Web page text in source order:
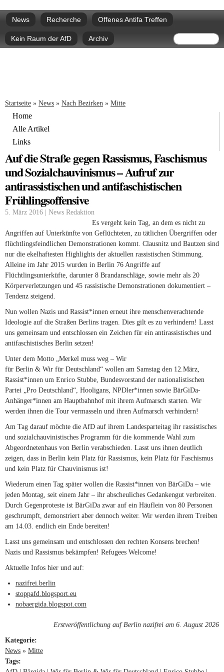
zum
Hauptmenü
News Recherche Offenes Antifa Treffen
Kein Raum der AfD Archiv Suche
Sie sind hier
Startseite » News » Nach Bezirken » Mitte
Home
Alle Artikel
Links
Auf die Straße gegen Rassismus, Faschismus
und Sozialchauvinismus – Aufruf zur
antirassistischen und antifaschistischen
Frühlingsoffensive
5. März 2016 | News Redaktion
Es vergeht kein Tag, an dem es nicht zu
Angriffen auf Unterkünfte von Geflüchteten, zu tätlichen Übergriffen oder
flüchtlingsfeindlichen Demonstrationen kommt. Clausnitz und Bautzen sind
nur die ekelhaftesten Highlights der aktuellen rassistischen Stimmung.
Alleine im Jahr 2015 wurden in Berlin 76 Angriffe auf
Flüchtlingsunterküfte, darunter 8 Brandanschläge, sowie mehr als 20
Körperverletzungen und 45 rassistische Demonstrationen dokumentiert –
Tendenz steigend.
Nun wollen Nazis und Rassist*innen erneut ihre menschenverachtende
Ideologie auf die Straßen Berlins tragen. Dies gilt es zu verhindern! Lasst
uns gemeinsam und entschlossen ein Zeichen für ein antirassistisches und
antifaschistisches Berlin setzen!
Unter dem Motto „Merkel muss weg – Wir
für Berlin & Wir für Deutschland“ wollen am Samstag den 12.März,
Rassist*innen um Enrico Stubbe, Bundesvorstand der nationalistischen
Partei „Pro Deutschland“, Hooligans, NPDler*innen sowie BärGiDa-
Anhänger*innen am Hauptbahnhof mit ihrem Aufmarsch starten. Wir
werden ihnen die Tour vermasseln und ihren Aufmarsch verhindern!
Am Tag darauf möchte die AfD auf ihrem Landesparteitag ihr rassistisches
und sozialchauvinistisches Programm für die kommende Wahl zum
Abgeordnetenhaus von Berlin verabschieden. Lasst uns ihnen deutlich
zeigen, dass in Berlin kein Platz für Rassismus, kein Platz für Faschismus
und kein Platz für Chauvinismus ist!
Wiederum einen Tag später wollen die Rassist*innen von BärGiDa – wie
jeden Montag, seit einem Jahr – ihr abscheuliches Gedankengut verbreiten.
Durch Gegenproteste ist BärGiDa zwar auf ein Häuflein von 80 Personen
geschrumpft, demonstriert aber dennoch weiter. Wir werden ihrem Treiben
am 14.03. endlich ein Ende bereiten!
Lasst uns gemeinsam und entschlossen den rechten Konsens brechen!
Nazis und Rassismus bekämpfen! Refugees Welcome!
Aktuelle Infos hier und auf:
nazifrei.berlin
stoppafd.blogsport.eu
nobaergida.blogspot.com
Erstveröffentlichung auf Berlin nazifrei am 6. August 2026
Kategorie:
News » Mitte
Tags: